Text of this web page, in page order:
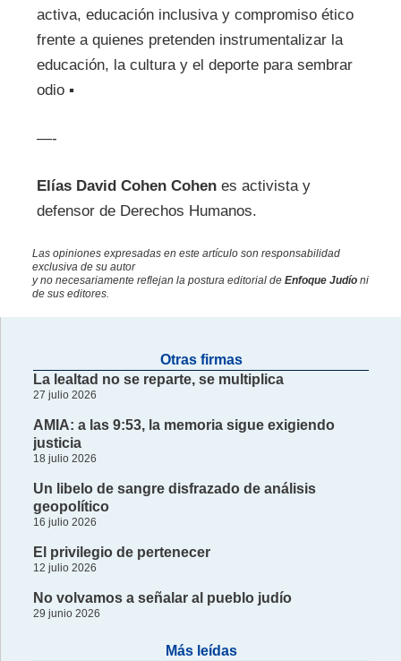
activa, educación inclusiva y compromiso ético
frente a quienes pretenden instrumentalizar la
educación, la cultura y el deporte para sembrar
odio ▪
—-
Elías David Cohen Cohen es activista y
defensor de Derechos Humanos.
Las opiniones expresadas en este artículo son responsabilidad
exclusiva de su autor
y no necesariamente reflejan la postura editorial de Enfoque Judíoni
de sus editores.
Otras firmas
La lealtad no se reparte, se multiplica
27 julio 2026
AMIA: a las 9:53, la memoria sigue exigiendo
justicia
18 julio 2026
Un libelo de sangre disfrazado de análisis
geopolítico
16 julio 2026
El privilegio de pertenecer
12 julio 2026
No volvamos a señalar al pueblo judío
29 junio 2026
Más leídas